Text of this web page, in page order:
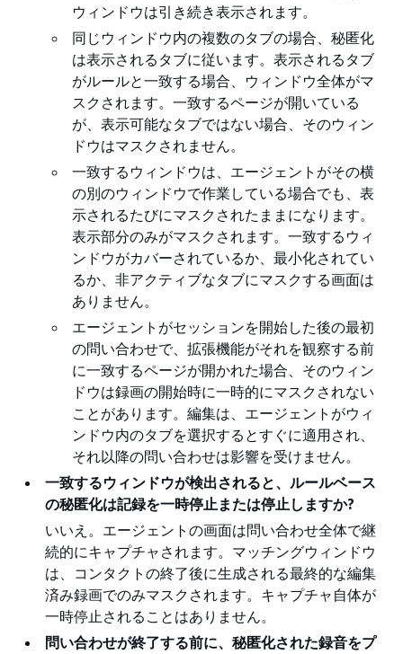
ウィンドウは引き続き表示されます。
同じウィンドウ内の複数のタブの場合、秘匿化
は表示されるタブに従います。表示されるタブ
がルールと一致する場合、ウィンドウ全体がマ
スクされます。一致するページが開いている
が、表示可能なタブではない場合、そのウィン
ドウはマスクされません。
一致するウィンドウは、エージェントがその横
の別のウィンドウで作業している場合でも、表
示されるたびにマスクされたままになります。
表示部分のみがマスクされます。一致するウィ
ンドウがカバーされているか、最小化されてい
るか、非アクティブなタブにマスクする画面は
ありません。
エージェントがセッションを開始した後の最初
の問い合わせで、拡張機能がそれを観察する前
に一致するページが開かれた場合、そのウィン
ドウは録画の開始時に一時的にマスクされない
ことがあります。編集は、エージェントがウィ
ンドウ内のタブを選択するとすぐに適用され、
それ以降の問い合わせは影響を受けません。
一致するウィンドウが検出されると、ルールベース
の秘匿化は記録を一時停止または停止しますか?
いいえ。エージェントの画面は問い合わせ全体で継
続的にキャプチャされます。マッチングウィンドウ
は、コンタクトの終了後に生成される最終的な編集
済み録画でのみマスクされます。キャプチャ自体が
一時停止されることはありません。
問い合わせが終了する前に、秘匿化された録音をプ